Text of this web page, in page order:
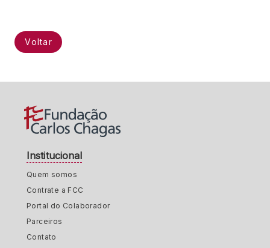
Voltar
Institucional
Quem somos
Contrate a FCC
Portal do Colaborador
Parceiros
Contato